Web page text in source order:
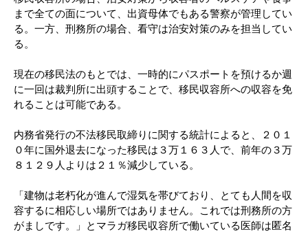
まで全ての面について、出資母体でもある警察が管理してい
る。一方、刑務所の場合、看守は治安対策のみを担当してい
る。
現在の移民法のもとでは、一時的にパスポートを預けるか週
に一回は裁判所に出頭することで、移民収容所への収容を免
れることは可能である。
内務省発行の不法移民取締りに関する統計によると、２０１
０年に国外退去になった移民は３万１６３人で、前年の３万
８１２９人よりは２１％減少している。
「建物は老朽化が進んで湿気を帯びており、とても人間を収
容するに相応しい場所ではありません。これでは刑務所の方
がましです。」とマラガ移民収容所で働いている医師は匿名